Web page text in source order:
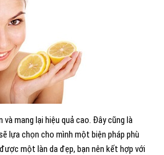
mang lại hiệu quả cao. Đây cũng là
lựa chọn cho mình một biện pháp phù
một làn da đẹp, bạn nên kết hợp với